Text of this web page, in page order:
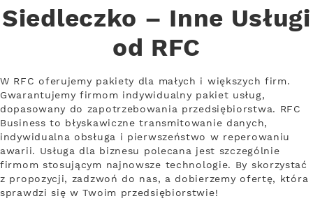
Siedleczko – Inne Usługi
od RFC
W RFC oferujemy pakiety dla małych i większych firm.
Gwarantujemy firmom indywidualny pakiet usług,
dopasowany do zapotrzebowania przedsiębiorstwa. RFC
Business to błyskawiczne transmitowanie danych,
indywidualna obsługa i pierwszeństwo w reperowaniu
awarii. Usługa dla biznesu polecana jest szczególnie
firmom stosującym najnowsze technologie. By skorzystać
z propozycji, zadzwoń do nas, a dobierzemy ofertę, która
sprawdzi się w Twoim przedsiębiorstwie!